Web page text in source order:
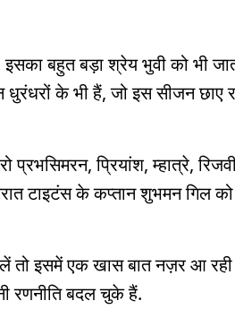
बहुत बड़ा श्रेय भुवी को भी
के भी हैं, जो इस सीजन छाए
प्र‍ियांश, म्हात्रे,
टाइटंस के कप्तान शुभमन गिल को
तो इसमें एक खास बात नज़र आ
रण‍नीति बदल चुके हैं.